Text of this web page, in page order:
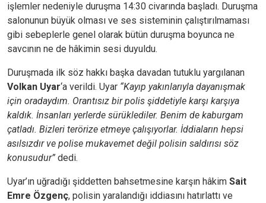
işlemler nedeniyle duruşma 14:30 civarında başladı. Duruşma
salonunun büyük olması ve ses sisteminin çalıştırılmaması
gibi sebeplerle genel olarak bütün duruşma boyunca ne
savcının ne de hâkimin sesi duyuldu.
Duruşmada ilk söz hakkı başka davadan tutuklu yargılanan
Volkan Uyar‘a verildi. Uyar “Kayıp yakınlarıyla dayanışmak
için oradaydım. Orantısız bir polis şiddetiyle karşı karşıya
kaldık. İnsanları yerlerde sürüklediler. Benim de kaburgam
çatladı. Bizleri terörize etmeye çalışıyorlar. İddiaların hepsi
asılsızdır ve polise mukavemet değil polisin saldırısı söz
konusudur” dedi.
Uyar’ın uğradığı şiddetten bahsetmesine karşın hâkim Sait
Emre Özgenç, polisin yaralandığı iddiasını hatırlattı ve